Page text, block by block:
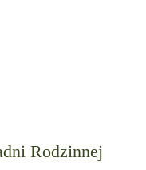
Rodzinnej